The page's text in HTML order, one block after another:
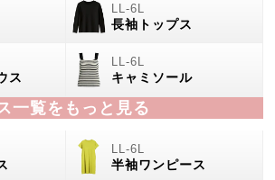
長袖トップス
ス キャミソール
一覧をもっと見る
半袖ワンピース